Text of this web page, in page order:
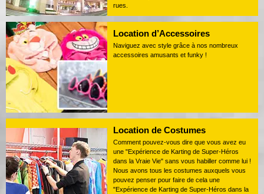
rues.
Location d’Accessoires
Naviguez avec style grâce à nos nombreux
accessoires amusants et funky !
Location de Costumes
Comment pouvez-vous dire que vous avez eu
une "Expérience de Karting de Super-Héros
dans la Vraie Vie" sans vous habiller comme lui !
Nous avons tous les costumes auxquels vous
pouvez penser pour faire de cela une
"Expérience de Karting de Super-Héros dans la